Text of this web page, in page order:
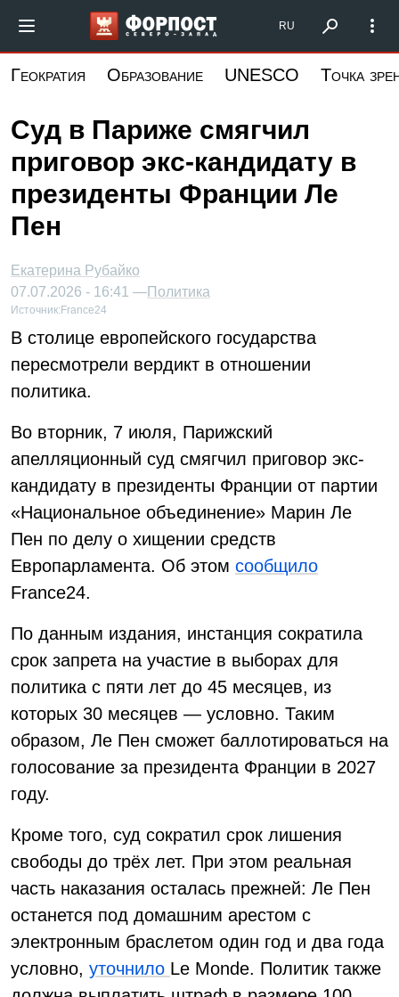
основному
Форпост Северо-Запад
RU
Геократия Образование UNESCO Точка
Суд в Париже смягчил
приговор экс-кандидату в
президенты Франции Ле
Пен
Екатерина Рубайко
07.07.2026 - 16:41 —Политика
Источник: France24
В столице европейского государства
пересмотрели вердикт в отношении
политика.
Во вторник, 7 июля, Парижский
апелляционный суд смягчил приговор экс-
кандидату в президенты Франции от партии
«Национальное объединение» Марин Ле
Пен по делу о хищении средств
Европарламента. Об этом сообщило
France24.
По данным издания, инстанция сократила
срок запрета на участие в выборах для
политика с пяти лет до 45 месяцев, из
которых 30 месяцев — условно. Таким
образом, Ле Пен сможет баллотироваться на
голосование за президента Франции в 2027
году.
Кроме того, суд сократил срок лишения
свободы до трёх лет. При этом реальная
часть наказания осталась прежней: Ле Пен
останется под домашним арестом с
электронным браслетом один год и два года
условно, уточнило Le Monde. Политик также